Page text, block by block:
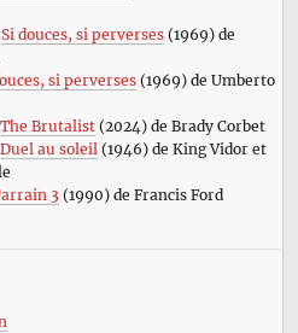
Si douces, si perverses(1969) de
si perverses(1969) de Umberto
The Brutalist(2024) de Brady Corbet
Duel au soleil (1946) de King Vidor et
3 (1990) de Francis Ford